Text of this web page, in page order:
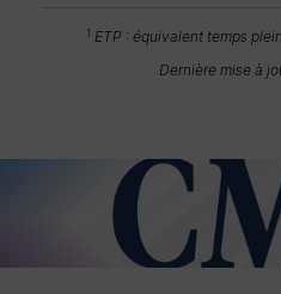
1 ETP : équivalent temps plein
Dernière mise à